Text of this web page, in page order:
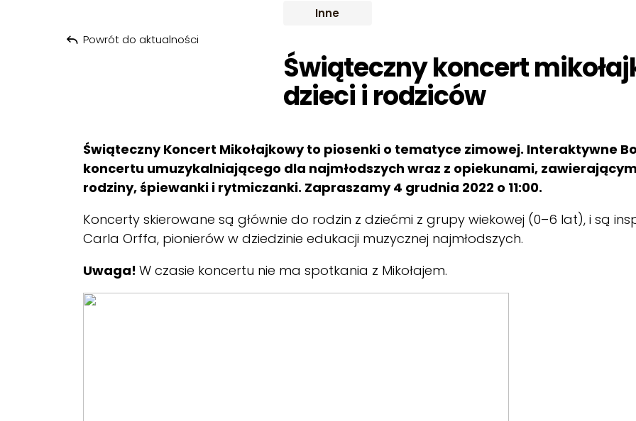
Inne
Świąteczny koncert
dzieci i rodziców
Powrót do aktualności
Świąteczny Koncert Mikołajkowy to piosenki o tematyce zimowej. Interaktywne
koncertu umuzykalniającego dla najmłodszych wraz z opiekunami,
rodziny, śpiewanki i rytmiczanki. Zapraszamy 4 grudnia 2022 o 11:00.
Koncerty skierowane są głównie do rodzin z dziećmi z grupy wiekowej (0–6 lat), i są
Carla Orffa, pionierów w dziedzinie edukacji muzycznej najmłodszych.
Uwaga! W czasie koncertu nie ma spotkania z Mikołajem.